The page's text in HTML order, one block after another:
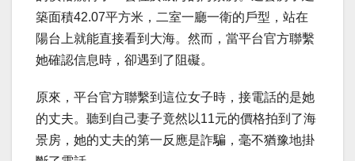
築面積42.07平方米，二室一廳一衛的戶型，站在
陽台上就能直接看到大海。然而，當平台官方聯繫
她確認信息時，卻遇到了阻礙。
原來，平台官方聯繫到這位女子時，接電話的是她
的丈夫。聽到自己妻子竟然以11元的價格拍到了海
景房，她的丈夫的第一反應是詐騙，毫不猶豫地掛